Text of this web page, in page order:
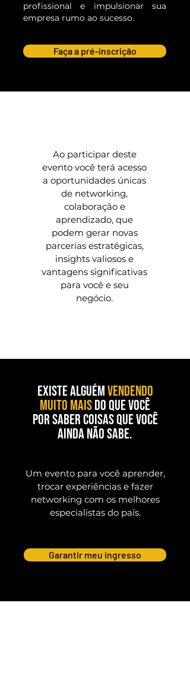
profissional e impulsionar sua
empresa rumo ao sucesso.
Faça a pré-inscrição
Ao participar deste
evento você terá acesso
a oportunidades únicas
de networking,
colaboração e
aprendizado, que
podem gerar novas
parcerias estratégicas,
insights valiosos e
vantagens significativas
para você e seu
negócio.
existe alguémvendendo
muito maisdo que você
por saber coisas que você
ainda não sabe.
Um evento para você aprender,
trocar experiências e fazer
networking com os melhores
especialistas do país.
Garantir meu ingresso